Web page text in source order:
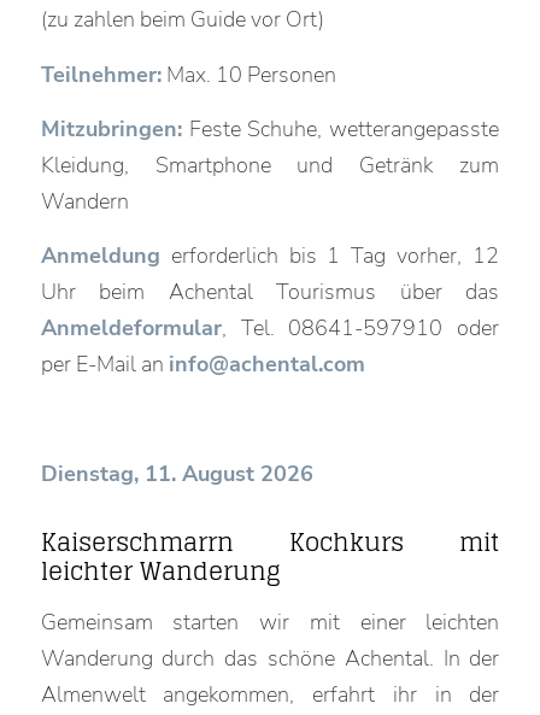
(zu zahlen beim Guide vor Ort)
Teilnehmer:Max. 10 Personen
Mitzubringen:Feste Schuhe, wetterangepasste
Kleidung, Smartphone und Getränk zum
Wandern
Anmeldung erforderlich bis 1 Tag vorher, 12
Uhr beim Achental Tourismus über das
Anmeldeformular, Tel. 08641-597910 oder
per E-Mail an info@achental.com
Dienstag, 11. August 2026
Kaiserschmarrn Kochkurs mit
leichter Wanderung
Gemeinsam starten wir mit einer leichten
Wanderung durch das schöne Achental. In der
Almenwelt angekommen, erfahrt ihr in der